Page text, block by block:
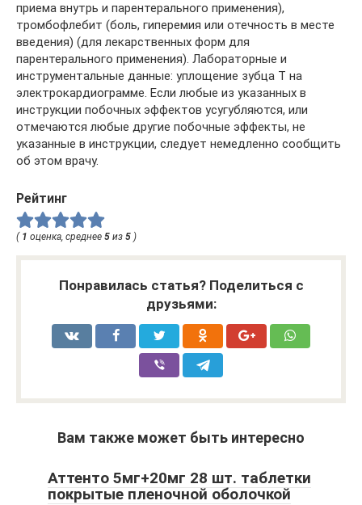
приема внутрь и парентерального применения),
тромбофлебит (боль, гиперемия или отечность в месте
введения) (для лекарственных форм для
парентерального применения). Лабораторные и
инструментальные данные: уплощение зубца Т на
электрокардиограмме. Если любые из указанных в
инструкции побочных эффектов усугубляются, или
отмечаются любые другие побочные эффекты, не
указанные в инструкции, следует немедленно сообщить
об этом врачу.
Рейтинг
( 1 оценка, среднее 5 из 5 )
Понравилась статья? Поделиться с
друзьями:
Вам также может быть интересно
Аттенто 5мг+20мг 28 шт. таблетки
покрытые пленочной оболочкой